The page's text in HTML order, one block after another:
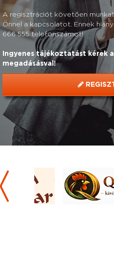
A regisztrációt követően
Önnel a kapcsolatot. Ennek
666 555 telefonszámot!
Ingyenes tájékoztatást kérek
megadásásval!